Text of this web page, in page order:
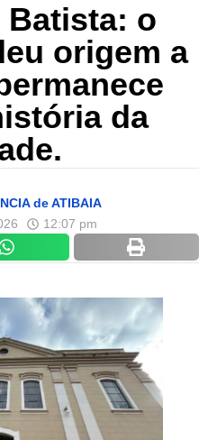
Batista: o
origem a
da
de ATIBAIA
12:07 pm